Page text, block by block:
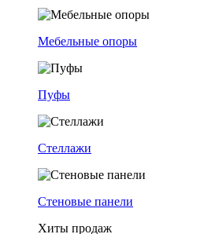
Мебельные опоры
Пуфы
Стеллажи
Стеновые панели
Хиты продаж